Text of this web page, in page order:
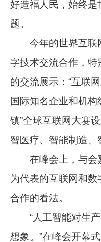
好造福人民，始终
题。
今年的世界互联
字技术交流合作，
的交流展示：“互联
国际知名企业和机构
镇”全球互联网大赛
智医疗、智能制造
在峰会上，与会
为代表的互联网和
合作的看法。
“人工智能对生产
想象。”在峰会开幕